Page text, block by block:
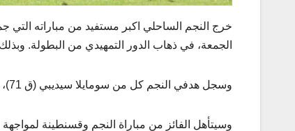
الجمعة، في ذهاب الدور التمهيدي من البطولة.
وسجل هدفي النجم كل من سومايلا سيديبي (ق 71)، وحمزة جلاسي (ق 90+5).
وسيتأهل الفائز من مباراة النجم وقسنطينة